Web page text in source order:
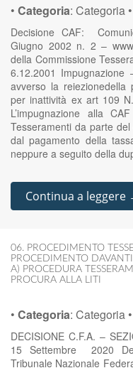
• Categoria: Categoria •
Decisione CAF:
Giugno 2002 n. 2 –
della Commissione
6.12.2001
avverso la reiezionedella
per inattività ex art 109
L’impugnazione alla
Tesseramenti da parte
dal pagamento della
neppure a seguito della
Continua a leggere
06. PROCEDIMENTO
PROCEDIMENTO
A) PROCEDURA
PROCURA ALLA LITI
• Categoria: Categoria •
DECISIONE C.F.A. –
15 Settembre 2020
Tribunale Nazionale